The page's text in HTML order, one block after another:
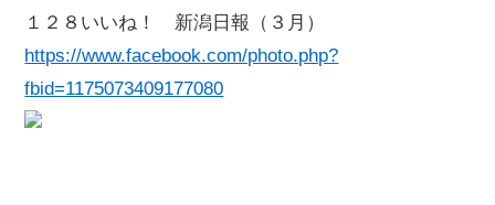
１２８いいね！ 新潟日報（３月）
https://www.facebook.com/photo.php?
fbid=1175073409177080